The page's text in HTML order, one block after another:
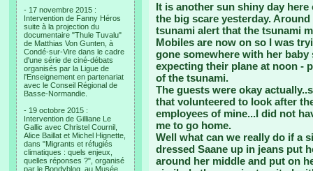
- 17 novembre 2015 :
Intervention de Fanny Héros
suite à la projection du
documentaire "Thule Tuvalu"
de Matthias Von Gunten, à
Condé-sur-Vire dans le cadre
d'une série de ciné-débats
organisés par la Ligue de
l'Enseignement en partenariat
avec le Conseil Régional de
Basse-Normandie.
- 19 octobre 2015 :
Intervention de Gilliane Le
Gallic avec Christel Cournil,
Alice Baillat et Michel Hignette,
dans "Migrants et réfugiés
climatiques : quels enjeux,
quelles réponses ?", organisé
par le Bondyblog, au Musée
It is another sun shiny day
the big scare yesterday.
tsunami alert that the tsunami
Mobiles are now on so I was
gone somewhere with her
expecting their plane at noon -
of the tsunami.
The guests were okay
that volunteered to look after
employees of mine...I did not
me to go home.
Well what can we really do if a
dressed Saane up in jeans put
around her middle and put on